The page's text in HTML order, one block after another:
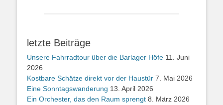
letzte Beiträge
Unsere Fahrradtour über die Barlager Höfe 11. Juni
2026
Kostbare Schätze direkt vor der Haustür 7. Mai 2026
Eine Sonntagswanderung 13. April 2026
Ein Orchester, das den Raum sprengt 8. März 2026